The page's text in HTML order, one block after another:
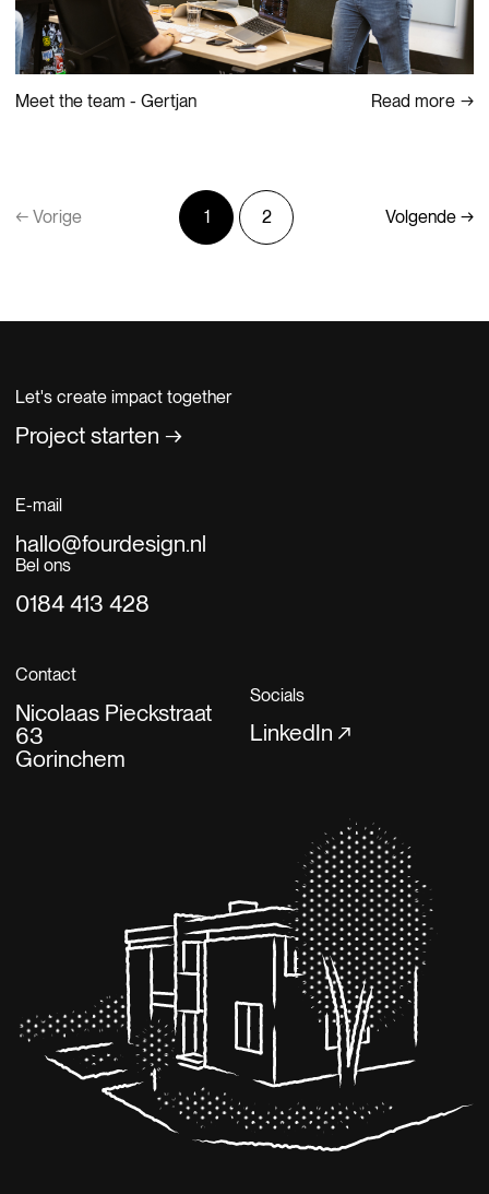
Meet the team - Gertjan Read more
← Vorige 1 2 Volgende →
Let's create impact together
Project starten
E-mail
hallo@fourdesign.nl
Bel ons
0184 413 428
Contact
Nicolaas Pieckstraat
63
Gorinchem
Socials
LinkedIn